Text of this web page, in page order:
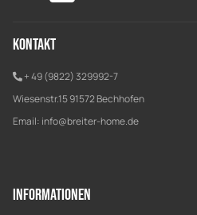
Kontakt
+ 49 (9822) 329992-7
Wiesenstr.15 91572 Bechhofen
Email: info@breiter-home.de
Informationen